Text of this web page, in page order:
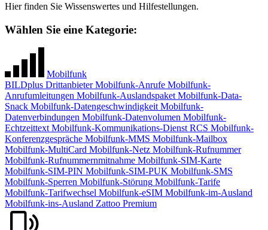
Hier finden Sie Wissenswertes und Hilfestellungen.
Wählen Sie eine Kategorie:
Mobilfunk
BILDplus DrittanbieterMobilfunk-Anrufe Mobilfunk-
Anrufumleitungen Mobilfunk-Auslandspaket Mobilfunk-Data-
Snack Mobilfunk-Datengeschwindigkeit Mobilfunk-
Datenverbindungen Mobilfunk-Datenvolumen Mobilfunk-
Echtzeittext Mobilfunk-Kommunikations-Dienst RCS Mobilfunk-
Konferenzgespräche Mobilfunk-MMS Mobilfunk-Mailbox
Mobilfunk-MultiCard Mobilfunk-Netz Mobilfunk-Rufnummer
Mobilfunk-Rufnummernmitnahme Mobilfunk-SIM-Karte
Mobilfunk-SIM-PIN Mobilfunk-SIM-PUK Mobilfunk-SMS
Mobilfunk-Sperren Mobilfunk-Störung Mobilfunk-Tarife
Mobilfunk-Tarifwechsel Mobilfunk-eSIM Mobilfunk-im-Ausland
Mobilfunk-ins-Ausland Zattoo Premium